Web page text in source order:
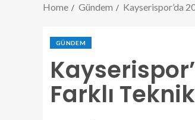
Home Gündem Kayserispor’da
GÜNDEM
Farklı